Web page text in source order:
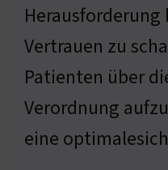
Vertrauen zu
Patienten über
Verordnung
eine